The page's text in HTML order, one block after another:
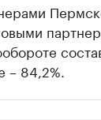
– 84,2%.